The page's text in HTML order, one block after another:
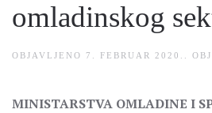
omladinskog
OBJAVLJENO 7. FEBRUAR 2020. .
MINISTARSTVA OMLADINE I